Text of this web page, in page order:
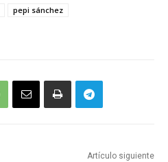
pepi sánchez
Artículo siguiente